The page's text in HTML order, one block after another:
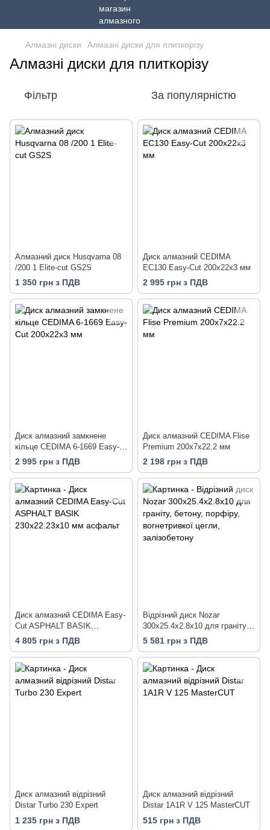
Алмазні диски Алмазні диски для плиткорізу
Алмазні диски для плиткорізу
Фільтр За популярністю
Алмазний диск Husqvarna 08
/200 1 Elite-cut GS2S
1 350 грн з ПДВ
Диск алмазний CEDIMA
EC130 Easy-Cut 200х22х3 мм
2 995 грн з ПДВ
Диск алмазний замкнене
кільце CEDIMA 6-1669 Easy-
Cut 200х22х3 мм
2 995 грн з ПДВ
Диск алмазний CEDIMA Flise
Premium 200x7x22.2 мм
2 198 грн з ПДВ
Диск алмазний CEDIMA Easy-
Cut ASPHALT BASIK
230х22.23х10 мм асфальт
4 805 грн з ПДВ
Відрізний диск Nozar
300х25.4x2.8x10 для граніту,
бетону, порфіру, вогнетривкої
цегли, залізобетону
5 581 грн з ПДВ
Диск алмазний відрізний
Distar Turbo 230 Expert
1 235 грн з ПДВ
Диск алмазний вiдрiзний
Distar 1A1R V 125 MasterCUT
515 грн з ПДВ